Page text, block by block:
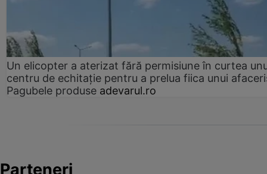
Un elicopter a aterizat fără permisiune în curtea
centru de echitație pentru a prelua fiica unui
Pagubele produse adevarul.ro
Parteneri